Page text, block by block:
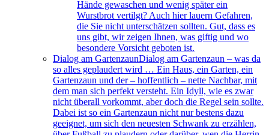
Hände gewaschen und wenig später ein
Wurstbrot vertilgt? Auch hier lauern Gefahren,
die Sie nicht unterschätzen sollten. Gut, dass es
uns gibt, wir zeigen Ihnen, was giftig und wo
besondere Vorsicht geboten ist.
Dialog am GartenzaunDialog am Gartenzaun – was da
so alles geplaudert wird … Ein Haus, ein Garten, ein
Gartenzaun und der – hoffentlich – nette Nachbar, mit
dem man sich perfekt versteht. Ein Idyll, wie es zwar
nicht überall vorkommt, aber doch die Regel sein sollte.
Dabei ist so ein Gartenzaun nicht nur bestens dazu
geeignet, um sich den neuesten Schwank zu erzählen,